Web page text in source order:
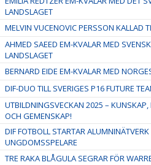
LANDSLAGET
MELVIN VUCENOVIC PERSSON KALLAD
AHMED SAEED EM-KVALAR MED
LANDSLAGET
BERNARD EIDE EM-KVALAR MED
DIF-DUO TILL SVERIGES P16 FUTURE
UTBILDNINGSVECKAN 2025 – KUNSKAP,
OCH GEMENSKAP!
DIF FOTBOLL STARTAR
UNGDOMSSPELARE
TRE RAKA BLÅGULA SEGRAR FÖR